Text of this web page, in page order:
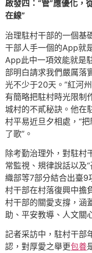
啟發四：“管”應優化，
在線”
治理駐村干部的一個基
干部人手一個的App就
App此中一項效能就是
部明白請求我們嚴厲落
光不少于20天。”紅河
有簡略把駐村時光限制
城村的不貳秘訣。他在
村平易近旦夕相處，“
了歌”。
除考勤治理外，對駐村
常監視、規律說話以及
織部等7部分結合出臺9
村干部在村落復興中擔
村干部的關愛支撐，涵
助、平安教導、人文關
記者采訪中，駐村干部
認，對厚愛之舉更包養